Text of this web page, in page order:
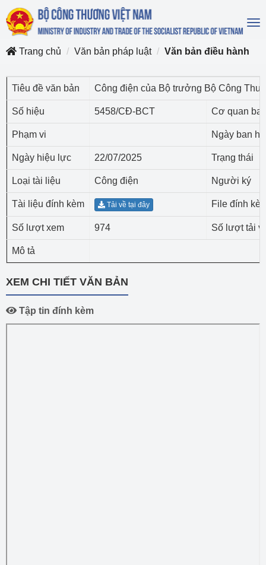
Trang chủ
Văn bản pháp luật Văn bản điều hành
Tiêu đề văn bản Công điện của Bộ trưởng Bộ Công
Số hiệu 5458/CĐ-BCT Cơ quan
Phạm vi Ngày ban
Ngày hiệu lực 22/07/2025 Trạng thái
Loại tài liệu Công điện Người ký
Tài liệu đính kèm Tải về tại đây File đính
Số lượt xem 974 Số lượt tải
Mô tả
XEM CHI TIẾT VĂN BẢN
Tập tin đính kèm